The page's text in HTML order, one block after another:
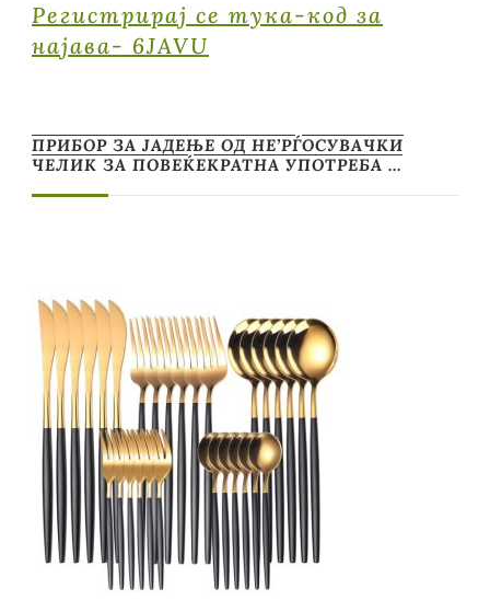
Регистрирај се тука-код за
најава- 6JAVU
ПРИБОР ЗА ЈАДЕЊЕ ОД НЕ’РЃОСУВАЧКИ
ЧЕЛИК ЗА ПОВЕЌЕКРАТНА УПОТРЕБА …